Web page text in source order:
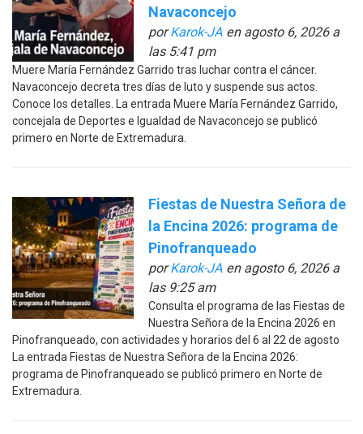
Navaconcejo
porKarok-JA en agosto 6, 2026 a
las 5:41 pm
Muere María Fernández Garrido tras luchar contra el cáncer.
Navaconcejo decreta tres días de luto y suspende sus actos.
Conoce los detalles. La entrada Muere María Fernández Garrido,
concejala de Deportes e Igualdad de Navaconcejo se publicó
primero en Norte de Extremadura.
Fiestas de Nuestra Señora de
la Encina 2026: programa de
Pinofranqueado
porKarok-JA en agosto 6, 2026 a
las 9:25 am
Consulta el programa de las Fiestas de
Nuestra Señora de la Encina 2026 en
Pinofranqueado, con actividades y horarios del 6 al 22 de agosto
La entrada Fiestas de Nuestra Señora de la Encina 2026:
programa de Pinofranqueado se publicó primero en Norte de
Extremadura.